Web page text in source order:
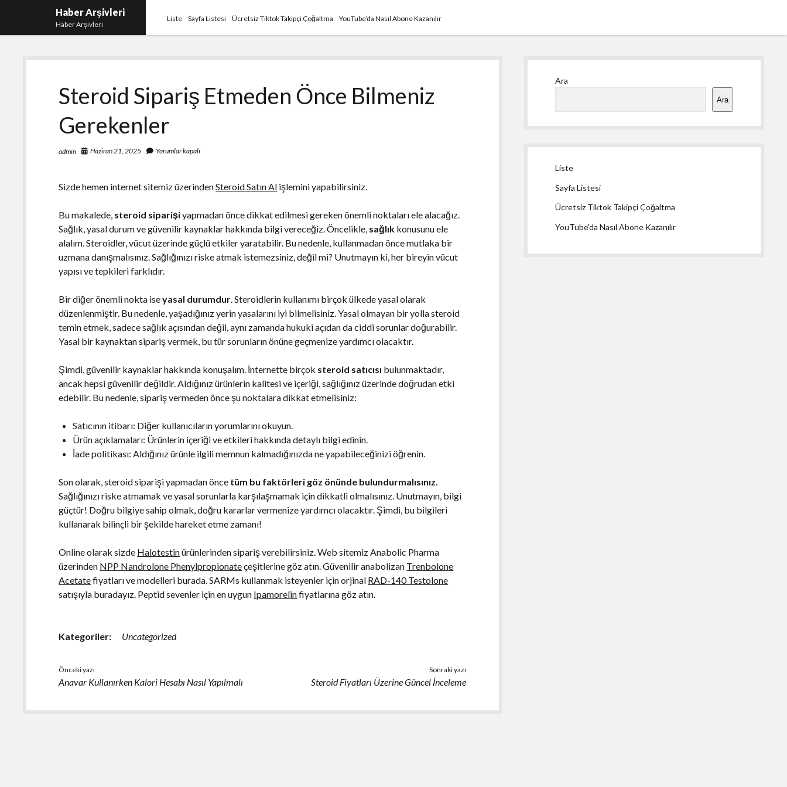
Haber Arşivleri
Haber Arşivleri
Liste Sayfa Listesi Ücretsiz Tiktok Takipçi Çoğaltma YouTube’da Nasıl Abone Kazanılır
Steroid Sipariş Etmeden Önce Bilmeniz
Gerekenler
admin Haziran 21, 2025 Yorumlar kapalı
Sizde hemen internet sitemiz üzerindenSteroid Satın Al işlemini yapabilirsiniz.
Bu makalede, steroid siparişiyapmadan önce dikkat edilmesi gereken önemli noktaları ele alacağız.
Sağlık, yasal durum ve güvenilir kaynaklar hakkında bilgi vereceğiz. Öncelikle, sağlık konusunu ele
alalım. Steroidler, vücut üzerinde güçlü etkiler yaratabilir. Bu nedenle, kullanmadan önce mutlaka bir
uzmana danışmalısınız. Sağlığınızı riske atmak istemezsiniz, değil mi? Unutmayın ki, her bireyin vücut
yapısı ve tepkileri farklıdır.
Bir diğer önemli nokta iseyasal durumdur. Steroidlerin kullanımı birçok ülkede yasal olarak
düzenlenmiştir. Bu nedenle, yaşadığınız yerin yasalarını iyi bilmelisiniz. Yasal olmayan bir yolla steroid
temin etmek, sadece sağlık açısından değil, aynı zamanda hukuki açıdan da ciddi sorunlar doğurabilir.
Yasal bir kaynaktan sipariş vermek, bu tür sorunların önüne geçmenize yardımcı olacaktır.
Şimdi, güvenilir kaynaklar hakkında konuşalım. İnternette birçok steroid satıcısı bulunmaktadır,
ancak hepsi güvenilir değildir. Aldığınız ürünlerin kalitesi ve içeriği, sağlığınız üzerinde doğrudan etki
edebilir. Bu nedenle, sipariş vermeden önce şu noktalara dikkat etmelisiniz:
Satıcının itibarı: Diğer kullanıcıların yorumlarını okuyun.
Ürün açıklamaları: Ürünlerin içeriği ve etkileri hakkında detaylı bilgi edinin.
İade politikası: Aldığınız ürünle ilgili memnun kalmadığınızda ne yapabileceğinizi öğrenin.
Son olarak, steroid siparişi yapmadan önce tüm bu faktörleri göz önünde bulundurmalısınız.
Sağlığınızı riske atmamak ve yasal sorunlarla karşılaşmamak için dikkatli olmalısınız. Unutmayın, bilgi
güçtür! Doğru bilgiye sahip olmak, doğru kararlar vermenize yardımcı olacaktır. Şimdi, bu bilgileri
kullanarak bilinçli bir şekilde hareket etme zamanı!
Online olarak sizde Halotestinürünlerinden sipariş verebilirsiniz. Web sitemiz Anabolic Pharma
üzerinden NPP Nandrolone Phenylpropionateçeşitlerine göz atın. Güvenilir anabolizan Trenbolone
Acetatefiyatları ve modelleri burada. SARMs kullanmak isteyenler için orjinal RAD-140 Testolone
satışıyla buradayız. Peptid sevenler için en uygun Ipamorelinfiyatlarına göz atın.
Kategoriler: Uncategorized
Önceki yazı
Anavar Kullanırken Kalori Hesabı Nasıl Yapılmalı
Sonraki yazı
Steroid Fiyatları Üzerine Güncel İnceleme
Ara
Ara
Liste
Sayfa Listesi
Ücretsiz Tiktok Takipçi Çoğaltma
YouTube'da Nasıl Abone Kazanılır